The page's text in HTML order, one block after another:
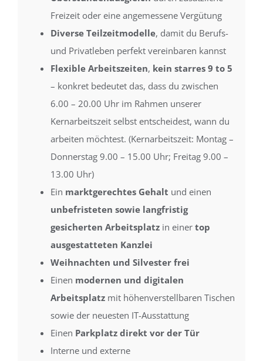
Freizeit oder eine angemessene Vergütung
Diverse Teilzeitmodelle, damit du Berufs-
und Privatleben perfekt vereinbaren kannst
Flexible Arbeitszeiten, kein starres 9 to 5
– konkret bedeutet das, dass du zwischen
6.00 – 20.00 Uhr im Rahmen unserer
Kernarbeitszeit selbst entscheidest, wann du
arbeiten möchtest. (Kernarbeitszeit: Montag –
Donnerstag 9.00 – 15.00 Uhr; Freitag 9.00 –
13.00 Uhr)
Ein marktgerechtes Gehalt und einen
unbefristeten sowie langfristig
gesicherten Arbeitsplatzin einer top
ausgestatteten Kanzlei
Weihnachten und Silvester frei
Einen modernen und digitalen
Arbeitsplatzmit höhenverstellbaren Tischen
sowie der neuesten IT-Ausstattung
Einen Parkplatz direkt vor der Tür
Interne und externe